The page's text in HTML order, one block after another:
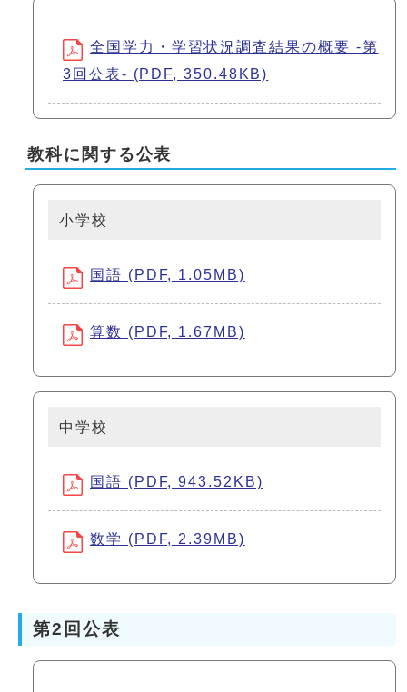
全国学力・学習状況調査結果の概要 -第
3回公表- (PDF, 350.48KB)
教科に関する公表
小学校
国語 (PDF, 1.05MB)
算数 (PDF, 1.67MB)
中学校
国語 (PDF, 943.52KB)
数学 (PDF, 2.39MB)
第2回公表